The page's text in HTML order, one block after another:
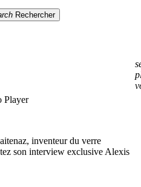
Player
inventeur du verre
son interview exclusive Alexis
Rechercher